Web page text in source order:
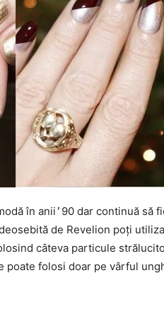
în anii ̓90 dar continuă să
de Revelion poți utiliza
câteva particule
poate folosi doar pe vârful